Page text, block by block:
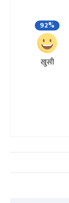
92%
खुसी